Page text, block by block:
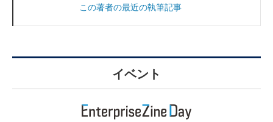
この著者の最近の執筆記事
イベント